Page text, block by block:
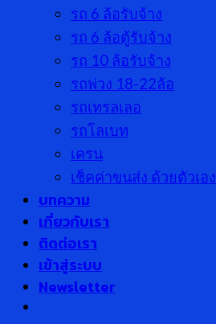
รถ 6 ล้อรับจ้าง
รถ 6 ล้อตู้รับจ้าง
รถ 10 ล้อรับจ้าง
รถพ่วง 18-22ล้อ
รถเทรลเลอ
รถโลเบท
เครน
เช็คค่าขนส่ง ด้วยตัวเอง
บทความ
เกี่ยวกับเรา
ติดต่อเรา
เข้าสู่ระบบ
Newsletter